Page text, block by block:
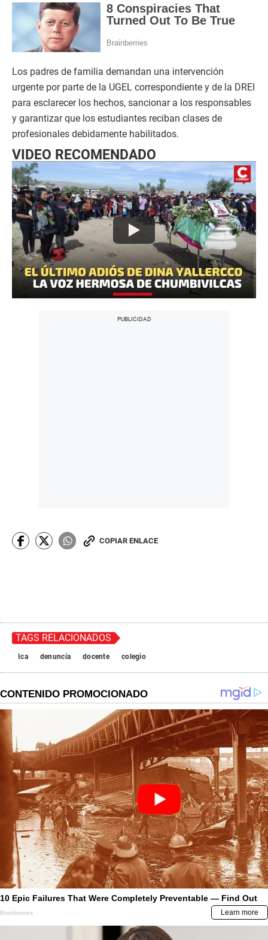
Los padres de familia demandan una intervención
urgente por parte de la UGEL correspondiente y de la DREI
para esclarecer los hechos, sancionar a los responsables
y garantizar que los estudiantes reciban clases de
profesionales debidamente habilitados.
VIDEO RECOMENDADO
COPIAR ENLACE
TAGS RELACIONADOS
Ica denuncia docente colegio